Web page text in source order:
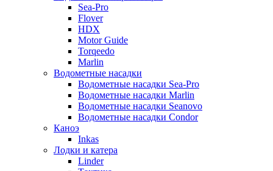
Sea-Pro
Flover
HDX
Motor Guide
Torqeedo
Marlin
Водометные насадки
Водометные насадки Sea-Pro
Водометные насадки Marlin
Водометные насадки Seanovo
Водометные насадки Condor
Каноэ
Inkas
Лодки и катера
Linder